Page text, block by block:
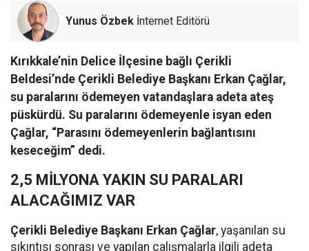
Yunus Özbek İnternet Editörü
Kırıkkale’nin Delice İlçesine bağlı Çerikli
Beldesi’nde Çerikli Belediye Başkanı Erkan Çağlar,
su paralarını ödemeyen vatandaşlara adeta ateş
püskürdü. Su paralarını ödemeyenle isyan eden
Çağlar, “Parasını ödemeyenlerin bağlantısını
keseceğim” dedi.
2,5 MİLYONA YAKIN SU PARALARI
ALACAĞIMIZ VAR
Çerikli Belediye Başkanı Erkan Çağlar, yaşanılan su
sıkıntısı sonrası ve yapılan çalışmalarla ilgili adeta